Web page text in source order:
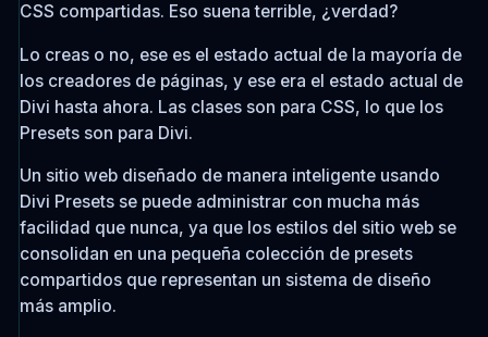
CSS compartidas. Eso suena terrible, ¿verdad?
Lo creas o no, ese es el estado actual de la mayoría de
los creadores de páginas, y ese era el estado actual de
Divi hasta ahora. Las clases son para CSS, lo que los
Presets son para Divi.
Un sitio web diseñado de manera inteligente usando
Divi Presets se puede administrar con mucha más
facilidad que nunca, ya que los estilos del sitio web se
consolidan en una pequeña colección de presets
compartidos que representan un sistema de diseño
más amplio.